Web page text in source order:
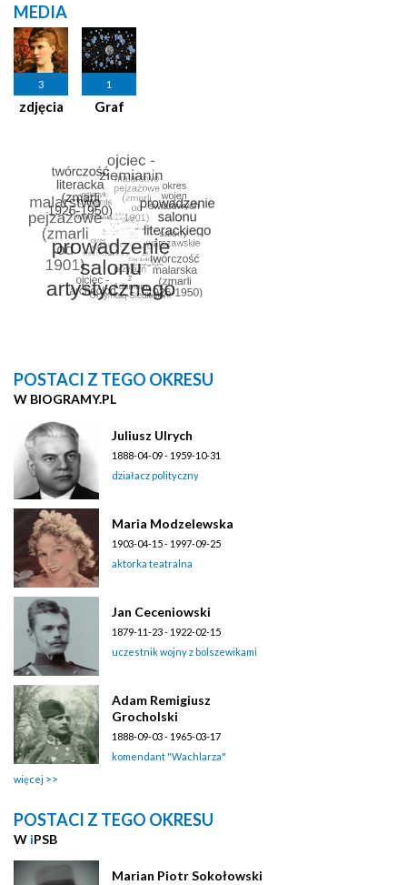
MEDIA
3
zdjęcia
1
Graf
POSTACI Z TEGO OKRESU
W BIOGRAMY.PL
Juliusz Ulrych
1888-04-09 - 1959-10-31
działacz polityczny
Maria Modzelewska
1903-04-15 - 1997-09-25
aktorka teatralna
Jan Ceceniowski
1879-11-23 - 1922-02-15
uczestnik wojny z bolszewikami
Adam Remigiusz
Grocholski
1888-09-03 - 1965-03-17
komendant "Wachlarza"
więcej
POSTACI Z TEGO OKRESU
W iPSB
Marian Piotr Sokołowski